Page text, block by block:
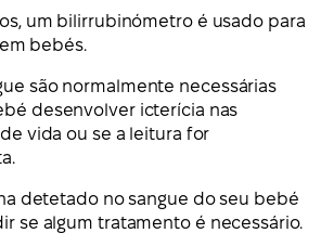
um bilirrubinómetro é usado para
bebés.
são normalmente necessárias
desenvolver icterícia nas
vida ou se a leitura for
detetado no sangue do seu bebé
se algum tratamento é necessário.